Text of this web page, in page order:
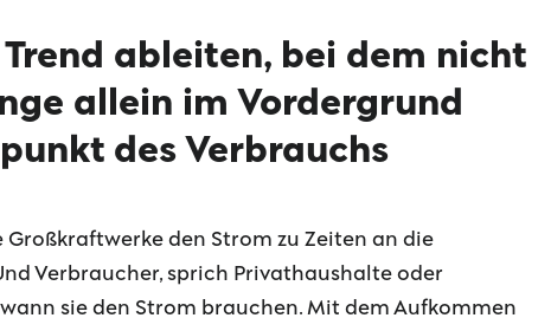
ableiten, bei dem nicht
allein im Vordergrund
des Verbrauchs
den Strom zu Zeiten an die
Verbraucher, sprich Privathaushalte oder
sie den Strom brauchen. Mit dem Aufkommen